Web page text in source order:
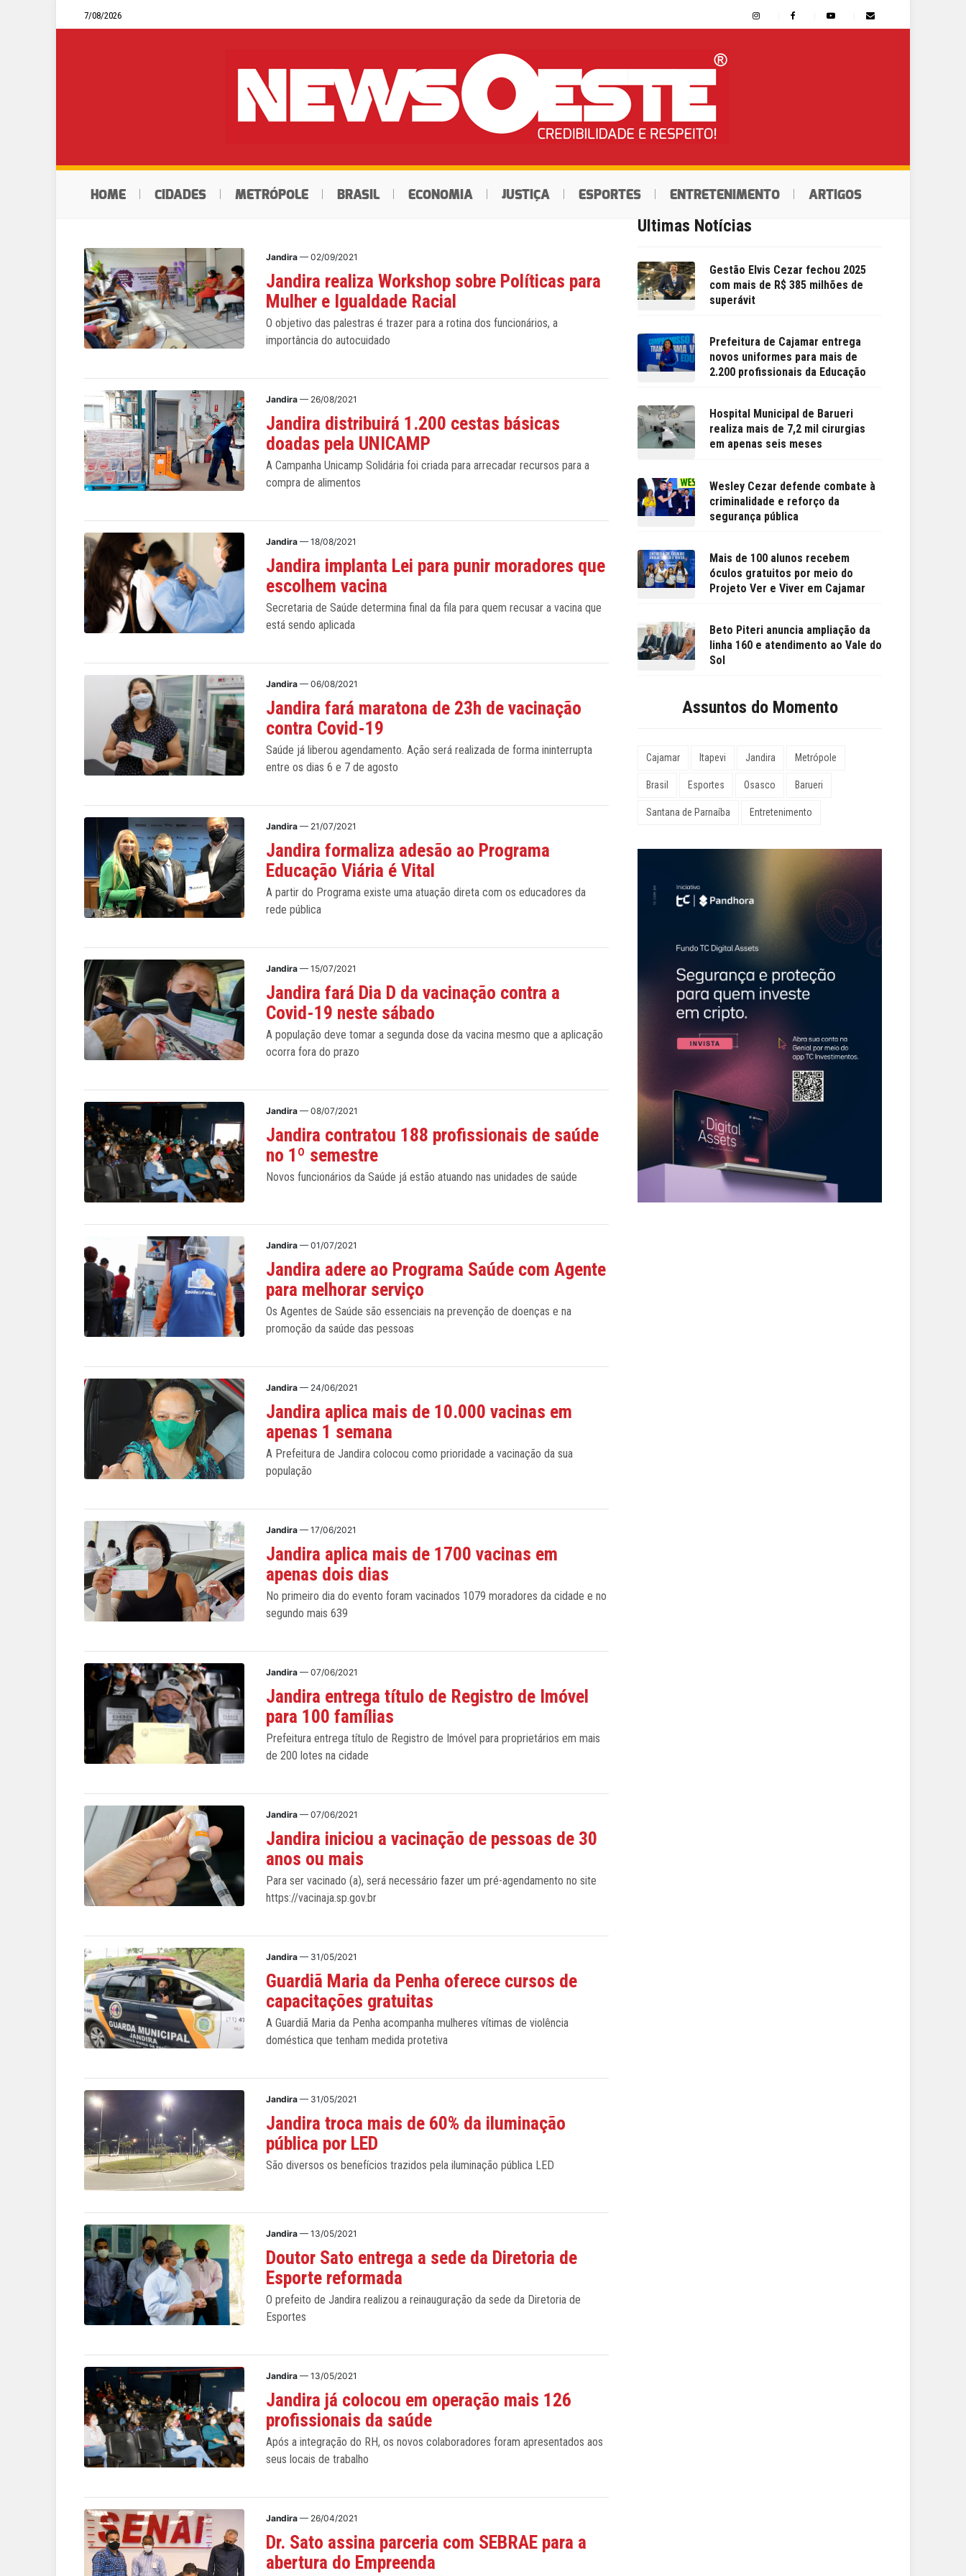
7/08/2026
HOME CIDADES METRÓPOLE BRASIL ECONOMIA JUSTIÇA ESPORTES ENTRETENIMENTO ARTIGOS
Jandira — 02/09/2021
Jandira realiza Workshop sobre Políticas para
Mulher e Igualdade Racial
O objetivo das palestras é trazer para a rotina dos funcionários, a
importância do autocuidado
Jandira — 26/08/2021
Jandira distribuirá 1.200 cestas básicas
doadas pela UNICAMP
A Campanha Unicamp Solidária foi criada para arrecadar recursos para a
compra de alimentos
Jandira — 18/08/2021
Jandira implanta Lei para punir moradores que
escolhem vacina
Secretaria de Saúde determina final da fila para quem recusar a vacina que
está sendo aplicada
Jandira — 06/08/2021
Jandira fará maratona de 23h de vacinação
contra Covid-19
Saúde já liberou agendamento. Ação será realizada de forma ininterrupta
entre os dias 6 e 7 de agosto
Jandira — 21/07/2021
Jandira formaliza adesão ao Programa
Educação Viária é Vital
A partir do Programa existe uma atuação direta com os educadores da
rede pública
Jandira — 15/07/2021
Jandira fará Dia D da vacinação contra a
Covid-19 neste sábado
A população deve tomar a segunda dose da vacina mesmo que a aplicação
ocorra fora do prazo
Jandira — 08/07/2021
Jandira contratou 188 profissionais de saúde
no 1º semestre
Novos funcionários da Saúde já estão atuando nas unidades de saúde
Jandira — 01/07/2021
Jandira adere ao Programa Saúde com Agente
para melhorar serviço
Os Agentes de Saúde são essenciais na prevenção de doenças e na
promoção da saúde das pessoas
Jandira — 24/06/2021
Jandira aplica mais de 10.000 vacinas em
apenas 1 semana
A Prefeitura de Jandira colocou como prioridade a vacinação da sua
população
Jandira — 17/06/2021
Jandira aplica mais de 1700 vacinas em
apenas dois dias
No primeiro dia do evento foram vacinados 1079 moradores da cidade e no
segundo mais 639
Jandira — 07/06/2021
Jandira entrega título de Registro de Imóvel
para 100 famílias
Prefeitura entrega título de Registro de Imóvel para proprietários em mais
de 200 lotes na cidade
Jandira — 07/06/2021
Jandira iniciou a vacinação de pessoas de 30
anos ou mais
Para ser vacinado (a), será necessário fazer um pré-agendamento no site
https://vacinaja.sp.gov.br
Jandira — 31/05/2021
Guardiã Maria da Penha oferece cursos de
capacitações gratuitas
A Guardiã Maria da Penha acompanha mulheres vítimas de violência
doméstica que tenham medida protetiva
Jandira — 31/05/2021
Jandira troca mais de 60% da iluminação
pública por LED
São diversos os benefícios trazidos pela iluminação pública LED
Jandira — 13/05/2021
Doutor Sato entrega a sede da Diretoria de
Esporte reformada
O prefeito de Jandira realizou a reinauguração da sede da Diretoria de
Esportes
Jandira — 13/05/2021
Jandira já colocou em operação mais 126
profissionais da saúde
Após a integração do RH, os novos colaboradores foram apresentados aos
seus locais de trabalho
Jandira — 26/04/2021
Dr. Sato assina parceria com SEBRAE para a
abertura do Empreenda
Últimas Notícias
Gestão Elvis Cezar fechou 2025
com mais de R$ 385 milhões de
superávit
Prefeitura de Cajamar entrega
novos uniformes para mais de
2.200 profissionais da Educação
Hospital Municipal de Barueri
realiza mais de 7,2 mil cirurgias
em apenas seis meses
Wesley Cezar defende combate à
criminalidade e reforço da
segurança pública
Mais de 100 alunos recebem
óculos gratuitos por meio do
Projeto Ver e Viver em Cajamar
Beto Piteri anuncia ampliação da
linha 160 e atendimento ao Vale do
Sol
Assuntos do Momento
Cajamar Itapevi Jandira Metrópole
Brasil Esportes Osasco Barueri
Santana de Parnaíba Entretenimento